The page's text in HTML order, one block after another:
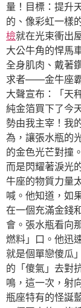
量！目標：提升
的、像彩虹一樣
檢就在光束衝出
大公牛角的悍馬
全身肌肉、戴著
求者——金牛座霸
大聲宣布：「天
純金箔買下了今
勢由我主宰！我
為，讓張水瓶的
的金色光芒對撞
而是閃耀著淚光
牛座的物質力量
喊。他知道，如
在一個充滿金錢
會。張水瓶看向
燃料」口。他迅
就是個單戀傻瓜
的「傻氣」去對
鳴，這一次，射
瓶座特有的怪誕